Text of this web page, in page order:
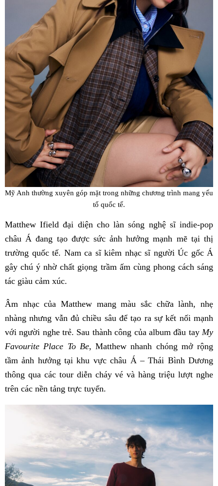
Mỹ Anh thường xuyên góp mặt trong những chương trình mang yếu
tố quốc tế.
Matthew Ifield đại diện cho làn sóng nghệ sĩ indie-pop
châu Á đang tạo được sức ảnh hưởng mạnh mẽ tại thị
trường quốc tế. Nam ca sĩ kiêm nhạc sĩ người Úc gốc Á
gây chú ý nhờ chất giọng trầm ấm cùng phong cách sáng
tác giàu cảm xúc.
Âm nhạc của Matthew mang màu sắc chữa lành, nhẹ
nhàng nhưng vẫn đủ chiều sâu để tạo ra sự kết nối mạnh
với người nghe trẻ. Sau thành công của album đầu tay My
Favourite Place To Be, Matthew nhanh chóng mở rộng
tầm ảnh hưởng tại khu vực châu Á – Thái Bình Dương
thông qua các tour diễn cháy vé và hàng triệu lượt nghe
trên các nền tảng trực tuyến.